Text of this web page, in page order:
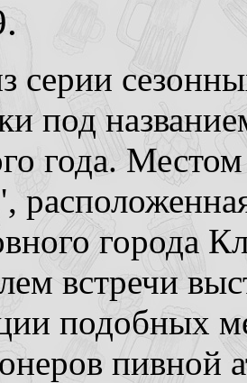
серии
под
года.
города
встречи
подобных